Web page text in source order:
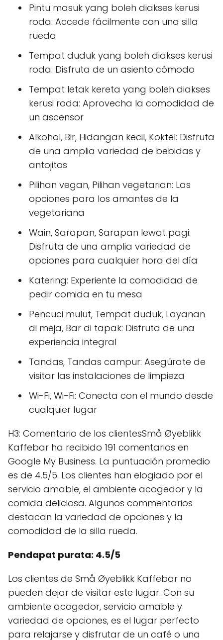
Pintu masuk yang boleh diakses kerusi
roda: Accede fácilmente con una silla
rueda
Tempat duduk yang boleh diakses kerusi
roda: Disfruta de un asiento cómodo
Tempat letak kereta yang boleh diakses
kerusi roda: Aprovecha la comodidad de
un ascensor
Alkohol, Bir, Hidangan kecil, Koktel: Disfruta
de una amplia variedad de bebidas y
antojitos
Pilihan vegan, Pilihan vegetarian: Las
opciones para los amantes de la
vegetariana
Wain, Sarapan, Sarapan lewat pagi:
Disfruta de una amplia variedad de
opciones para cualquier hora del día
Katering: Experiente la comodidad de
pedir comida en tu mesa
Pencuci mulut, Tempat duduk, Layanan
di meja, Bar di tapak: Disfruta de una
experiencia integral
Tandas, Tandas campur: Asegúrate de
visitar las instalaciones de limpieza
Wi-Fi, Wi-Fi: Conecta con el mundo desde
cualquier lugar
H3: Comentario de los clientesSmå Øyeblikk
Kaffebar ha recibido 191 comentarios en
Google My Business. La puntuación promedio
es de 4.5/5. Los clientes han elogiado por el
servicio amable, el ambiente acogedor y la
comida deliciosa. Algunos commentarios
destacan la variedad de opciones y la
comodidad de la silla rueda.
Pendapat purata: 4.5/5
Los clientes de Små Øyeblikk Kaffebar no
pueden dejar de visitar este lugar. Con su
ambiente acogedor, servicio amable y
variedad de opciones, es el lugar perfecto
para relajarse y disfrutar de un café o una